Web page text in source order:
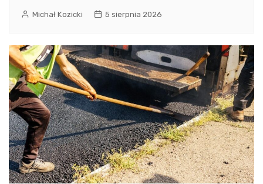
Michał Kozicki 5 sierpnia 2026